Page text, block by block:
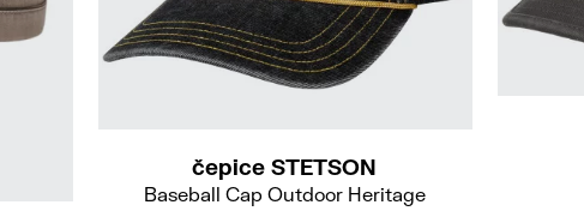
čepice STETSON
Baseball Cap Outdoor Heritage